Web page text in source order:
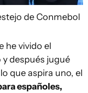
de Conmebol
he vivido el
después jugué
que aspira uno, el
españoles,